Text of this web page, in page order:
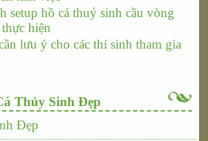
setup hồ cá thuỷ sinh cầu vòng
hiện
lưu ý cho các thí sinh tham gia
Thủy Sinh Đẹp
Đẹp